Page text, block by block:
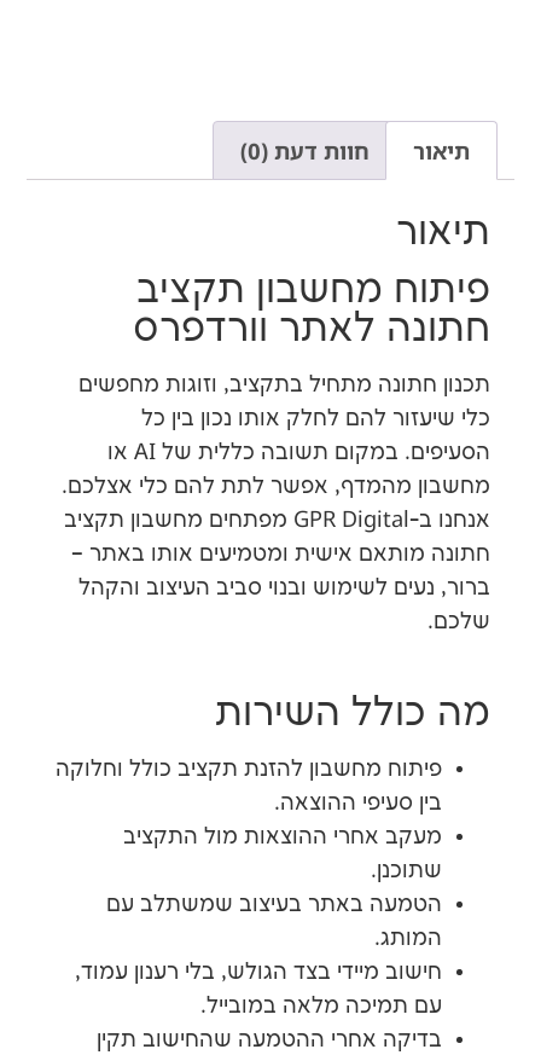
חוות דעת (0)
מחשבון תקציב
לאתר וורדפרס
מתחיל בתקציב, וזוגות מחפשים
להם לחלק אותו נכון בין כל
הסעיפים. במקום תשובה כללית של AI או
מהמדף, אפשר לתת להם כלי אצלכם.
אנחנו ב-GPR Digital מפתחים מחשבון תקציב
אישית ומטמיעים אותו באתר –
לשימוש ובנוי סביב העיצוב והקהל
השירות
מחשבון להזנת תקציב כולל וחלוקה
סעיפי ההוצאה.
אחרי ההוצאות מול התקציב
באתר בעיצוב שמשתלב עם
מיידי בצד הגולש, בלי רענון עמוד,
תמיכה מלאה במובייל.
אחרי ההטמעה שהחישוב תקין